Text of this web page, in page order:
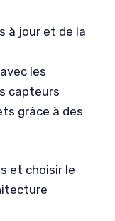
à jour et de la
les
capteurs
grâce à des
et choisir le